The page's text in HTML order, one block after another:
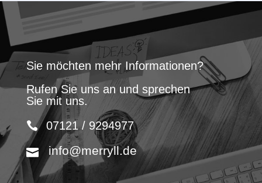
Sie möchten mehr Informationen?
Rufen Sie uns an und sprechen
Sie mit uns.
07121 / 9294977
info@merryll.de